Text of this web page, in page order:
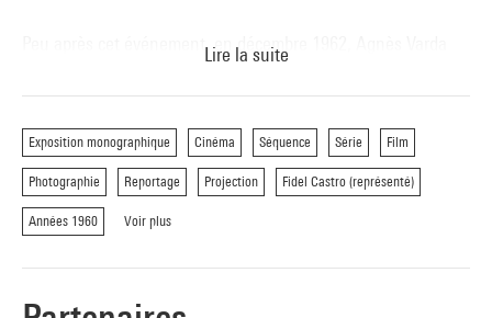
Peu après cet événement, en décembre 1962, Agnès Varda
voyages d'artistes et d’intellectuels français à Cuba. Jean-
Paul Sartre, Simone de Beauvoir, Gérard Philipe ou Chris
Marker y sont déjà allés ; Henri Cartier-Bresson et René Burri
sont là en même temps qu'elle ; Michel Leiris, Marguerite
Duras et quelques autres y séjourneront bientôt. Dans l'île
caribéenne, Varda est fascinée par l'élan de mobilisation
populaire que permet la révolution. Mais elle est loin d'être
naïve et demeure critique face aux impasses et aux
Lire la suite
Exposition monographique Cinéma Séquence Série Film
Photographie Reportage Projection Fidel Castro (représenté)
Années 1960 Voir plus